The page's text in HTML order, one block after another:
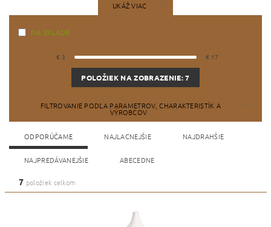
UKÁŽ VIAC
NA SKLADE
€ 3 € 17
POLOŽIEK NA ZOBRAZENIE:7
FILTROVANIE PODĽA PARAMETROV, CHARAKTERISTÍK A
VÝROBCOV
ODPORÚČAME NAJLACNEJŠIE NAJDRAHŠIE
NAJPREDÁVANEJŠIE ABECEDNE
7 položiek celkom